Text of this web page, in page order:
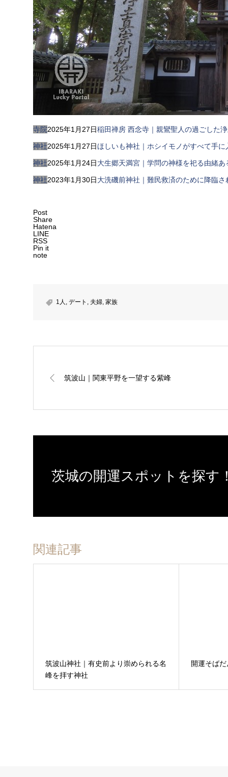
寺院2025年1月27日稲田禅房 西念寺｜親鸞聖人の過ごした
神社2025年1月27日ほしいも神社｜ホシイモノがすべて手
神社2025年1月24日大生郷天満宮｜学問の神様を祀る由緒あ
神社2023年1月30日大洗磯前神社｜難民救済のために降臨さ
Post
Share
Hatena
LINE
RSS
Pin it
note
1人 , デート , 夫婦, 家族
筑波山｜関東平野を一望する紫峰
茨城の開運スポットを探す
関連記事
筑波山神社｜有史前より崇められる名
峰を拝す神社
開運そば